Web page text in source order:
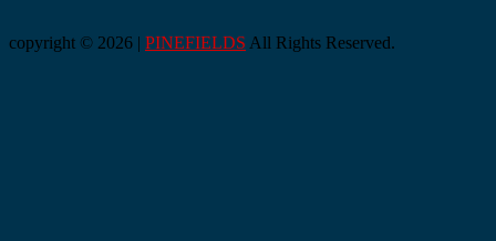
copyright © 2026 | PINEFIELDS All Rights Reserved.